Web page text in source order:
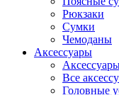
Рюкзаки
Сумки
Чемоданы
Аксессуары
Все
Головные